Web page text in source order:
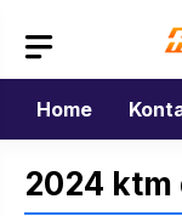
isi
Home
2024 ktm